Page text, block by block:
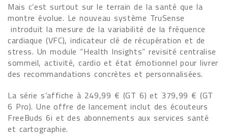
Mais c’est surtout sur le terrain de la santé que la
montre évolue. Le nouveau système TruSense
introduit la mesure de la variabilité de la fréquence
cardiaque (VFC), indicateur clé de récupération et de
stress. Un module “Health Insights” revisité centralise
sommeil, activité, cardio et état émotionnel pour livrer
des recommandations concrètes et personnalisées.
La série s’affiche à 249,99 € (GT 6) et 379,99 € (GT
6 Pro). Une offre de lancement inclut des écouteurs
FreeBuds 6i et des abonnements aux services santé
et cartographie.